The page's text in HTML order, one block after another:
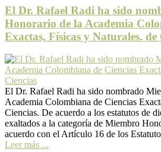
El Dr. Rafael Radi ha sido
Honorario de la Academia
Exactas, Físicas y Naturales. de
El Dr. Rafael Radi ha sido nombrado
Academia Colombiana de Ciencias
Ciencias. De acuerdo a los estatutos de
exaltados a la categoría de Miembro
acuerdo con el Artículo 16 de los
Leer más ...